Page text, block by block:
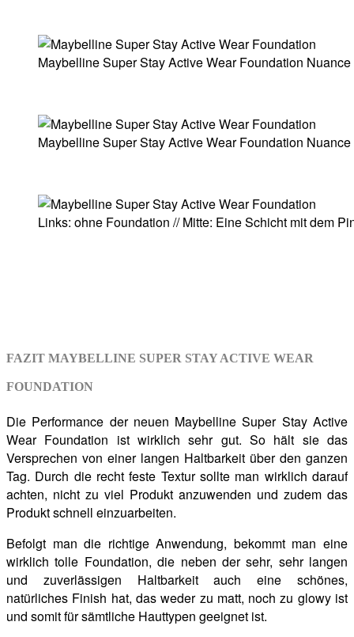
Maybelline Super Stay Active Wear Foundation Nuance
Maybelline Super Stay Active Wear Foundation
Links: ohne Foundation // Mitte: Eine Schicht mit dem
FAZIT MAYBELLINE SUPER STAY ACTIVE WEAR
FOUNDATION
Die Performance der neuen Maybelline Super Stay Active
Wear Foundation ist wirklich sehr gut. So hält sie das
Versprechen von einer langen Haltbarkeit über den ganzen
Tag. Durch die recht feste Textur sollte man wirklich darauf
achten, nicht zu viel Produkt anzuwenden und zudem das
Produkt schnell einzuarbeiten.
Befolgt man die richtige Anwendung, bekommt man eine
wirklich tolle Foundation, die neben der sehr, sehr langen
und zuverlässigen Haltbarkeit auch eine schönes,
natürliches Finish hat, das weder zu matt, noch zu glowy ist
und somit für sämtliche Hauttypen geeignet ist.